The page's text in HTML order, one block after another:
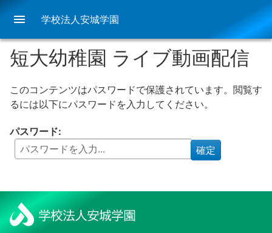
menu 学校法人安城学園
短大幼稚園 ライブ動画配信
このコンテンツはパスワードで保護されています。閲覧す
るには以下にパスワードを入力してください。
パスワード: